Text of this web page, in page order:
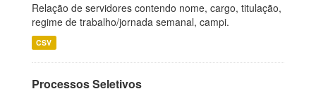
Relação de servidores contendo nome, cargo, titulação,
regime de trabalho/jornada semanal, campi.
CSV
Processos Seletivos